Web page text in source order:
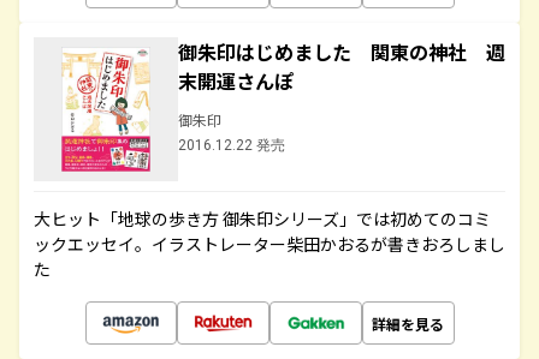
御朱印はじめました 関東の神社 週
末開運さんぽ
御朱印
2016.12.22 発売
大ヒット「地球の歩き方 御朱印シリーズ」では初めてのコミ
ックエッセイ。イラストレーター柴田かおるが書きおろしまし
た
詳細を見る